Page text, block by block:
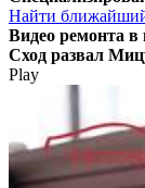
Найти
Видео ремонта в
Сход развал
Play